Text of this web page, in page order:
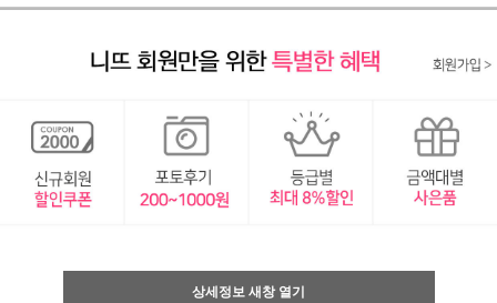
상세정보 새창 열기